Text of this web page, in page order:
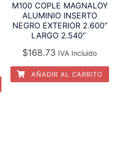
M100 COPLE MAGNALOY
ALUMINIO INSERTO
NEGRO EXTERIOR 2.600”
LARGO 2.540”
$168.73 IVA Incluido
AÑADIR AL CARRITO